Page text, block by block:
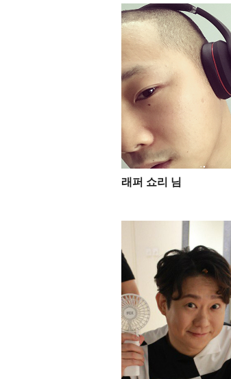
래퍼 쇼리 님